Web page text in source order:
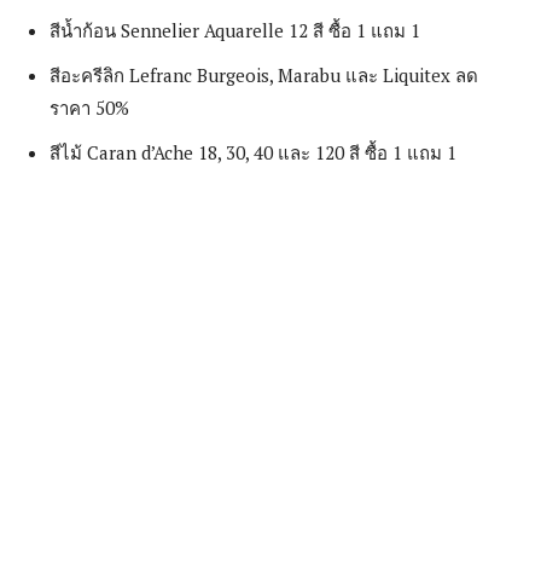
สีน้ำก้อน Sennelier Aquarelle 12 สี ซื้อ 1 แถม 1
สีอะครีลิก Lefranc Burgeois, Marabu และ Liquitex ลด
ราคา 50%
สีไม้ Caran d’Ache 18, 30, 40 และ 120 สี ซื้อ 1 แถม 1